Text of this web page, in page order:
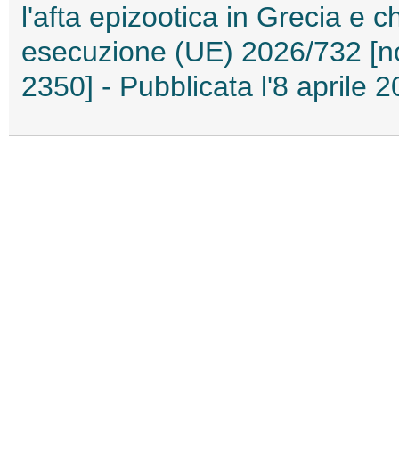
l'afta epizootica in Grecia e
esecuzione (UE) 2026/732
2350] - Pubblicata l'8 aprile